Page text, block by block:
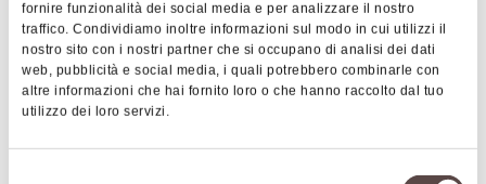
fornire funzionalità dei social media e per analizzare il nostro
traffico. Condividiamo inoltre informazioni sul modo in cui utilizzi il
nostro sito con i nostri partner che si occupano di analisi dei dati
web, pubblicità e social media, i quali potrebbero combinarle con
altre informazioni che hai fornito loro o che hanno raccolto dal tuo
utilizzo dei loro servizi.
Due gruppi partiranno contemporaneamente il 21
maggio da Bologna e Firenze, per ritrovarsi sabato
23 maggio nel cuore del Cammino. I gruppi saranno
composti sia da persone con disabilità sensoriali
prenotazione. Per maggiori info rimandiamo alsito
Mappa